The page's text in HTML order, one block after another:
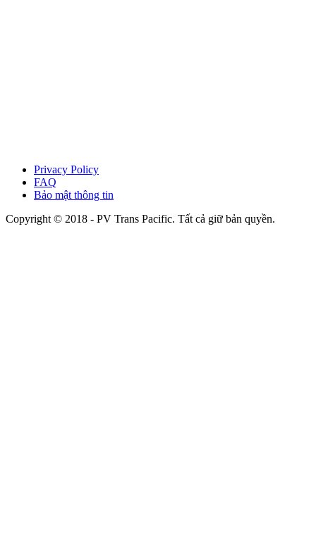
Privacy Policy
FAQ
Bảo mật thông tin
Copyright © 2018 - PV Trans Pacific. Tất cả giữ bản quyền.